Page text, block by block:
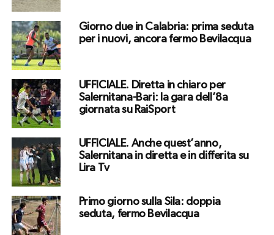
Giorno due in Calabria: prima seduta
per i nuovi, ancora fermo Bevilacqua
UFFICIALE. Diretta in chiaro per
Salernitana-Bari: la gara dell’8a
giornata su RaiSport
UFFICIALE. Anche quest’anno,
Salernitana in diretta e in differita su
Lira Tv
Primo giorno sulla Sila: doppia
seduta, fermo Bevilacqua